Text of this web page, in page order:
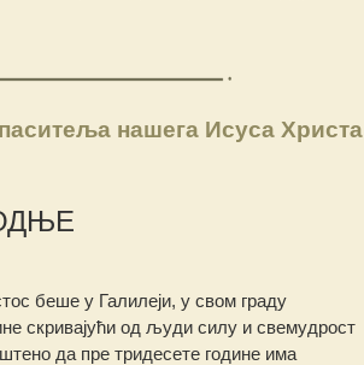
нашега Исуса Христа
беше у Галилеји, у свом граду
скривајући од људи силу и свемудрост
да пре тридесете године има